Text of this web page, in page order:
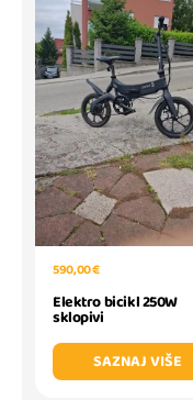
590,00 €
Elektro bicikl 250W
sklopivi
SAZNAJ VIŠE